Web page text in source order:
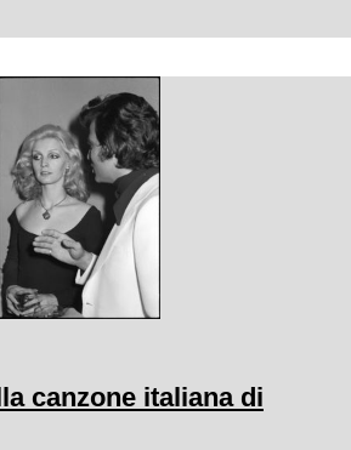
canzone italiana di